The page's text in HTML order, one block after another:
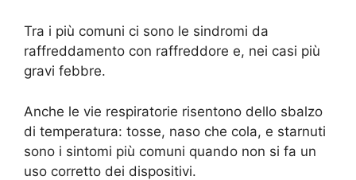
Tra i più comuni ci sono le sindromi da
raffreddamento con raffreddore e, nei casi più
gravi febbre.
Anche le vie respiratorie risentono dello sbalzo
di temperatura: tosse, naso che cola, e starnuti
sono i sintomi più comuni quando non si fa un
uso corretto dei dispositivi.